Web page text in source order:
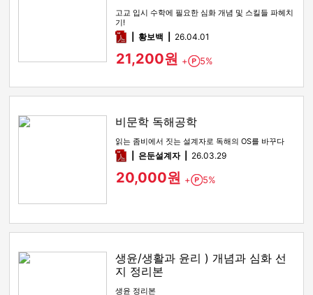
고교 입시 수학에 필요한 심화 개념 및 스킬들 파헤치
기!
pdf황보백 26.04.01
21,200원 + Point
5%
비문학 독해공학
읽는 좀비에서 짓는 설계자로 독해의 OS를 바꾸다
pdf은둔설계자 26.03.29
20,000원 + Point
5%
생윤/생활과 윤리 ) 개념과 심화 선
지 정리본
생윤 정리본